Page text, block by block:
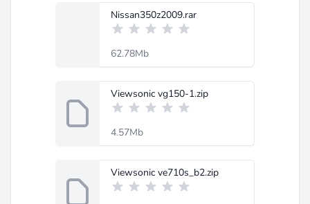
Nissan350z2009.rar
62.78Mb
Viewsonic vg150-1.zip
4.57Mb
Viewsonic ve710s_b2.zip